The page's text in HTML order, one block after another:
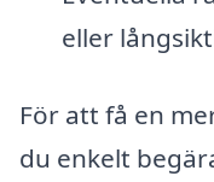
eller
För att få en
du enkelt